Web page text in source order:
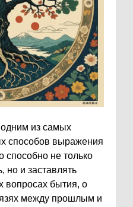
одним из самых
способов выражения
способно не только
но и заставлять
вопросах бытия, о
между прошлым и